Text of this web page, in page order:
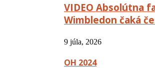
VIDEO Absolútna
Wimbledon čaká
9 júla, 2026
OH 2024